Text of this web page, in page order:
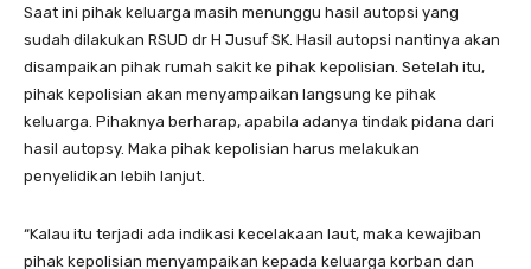
Saat ini pihak keluarga masih menunggu hasil autopsi yang
sudah dilakukan RSUD dr H Jusuf SK. Hasil autopsi nantinya akan
disampaikan pihak rumah sakit ke pihak kepolisian. Setelah itu,
pihak kepolisian akan menyampaikan langsung ke pihak
keluarga. Pihaknya berharap, apabila adanya tindak pidana dari
hasil autopsy. Maka pihak kepolisian harus melakukan
penyelidikan lebih lanjut.
“Kalau itu terjadi ada indikasi kecelakaan laut, maka kewajiban
pihak kepolisian menyampaikan kepada keluarga korban dan